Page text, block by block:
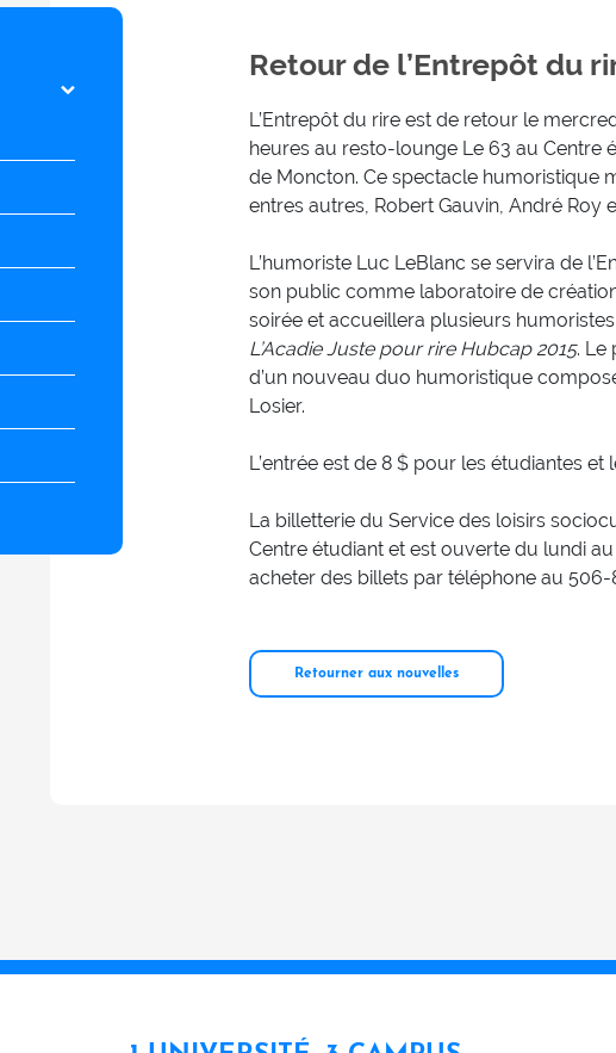
Retour de l’Entrepôt du
L’Entrepôt du rire est de retour le
heures au resto-lounge Le 63 au Centre
de Moncton. Ce spectacle humoristique
entres autres, Robert Gauvin, André Roy
L’humoriste Luc LeBlanc se servira de
son public comme laboratoire de
soirée et accueillera plusieurs
L’Acadie Juste pour rire Hubcap 2015. Le
d’un nouveau duo humoristique
Losier.
L’entrée est de 8 $ pour les étudiantes
La billetterie du Service des loisirs
Centre étudiant et est ouverte du lundi
acheter des billets par téléphone au 506-
Retourner aux nouvelles